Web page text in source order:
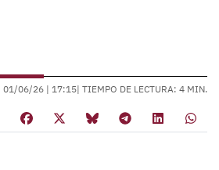
01/06/26 | 17:15| TIEMPO DE LECTURA: 4 MIN.